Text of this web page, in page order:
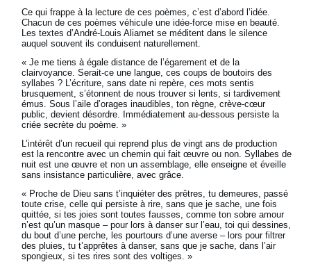
Ce qui frappe à la lecture de ces poèmes, c’est d’abord l’idée.
Chacun de ces poèmes véhicule une idée-force mise en beauté.
Les textes d’André-Louis Aliamet se méditent dans le silence
auquel souvent ils conduisent naturellement.
« Je me tiens à égale distance de l’égarement et de la
clairvoyance. Serait-ce une langue, ces coups de boutoirs des
syllabes ? L’écriture, sans date ni repère, ces mots sentis
brusquement, s’étonnent de nous trouver si lents, si tardivement
émus. Sous l’aile d’orages inaudibles, ton règne, crève-cœur
public, devient désordre. Immédiatement au-dessous persiste la
criée secrète du poème. »
L’intérêt d’un recueil qui reprend plus de vingt ans de production
est la rencontre avec un chemin qui fait œuvre ou non. Syllabes de
nuit est une œuvre et non un assemblage, elle enseigne et éveille
sans insistance particulière, avec grâce.
« Proche de Dieu sans t’inquiéter des prêtres, tu demeures, passé
toute crise, celle qui persiste à rire, sans que je sache, une fois
quittée, si tes joies sont toutes fausses, comme ton sobre amour
n’est qu’un masque – pour lors à danser sur l’eau, toi qui dessines,
du bout d’une perche, les pourtours d’une averse – lors pour filtrer
des pluies, tu t’apprêtes à danser, sans que je sache, dans l’air
spongieux, si tes rires sont des voltiges. »